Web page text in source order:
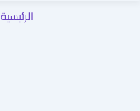
الرئيسية